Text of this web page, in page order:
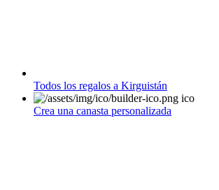
Todos los regalos a Kirguistán
Crea una canasta personalizada